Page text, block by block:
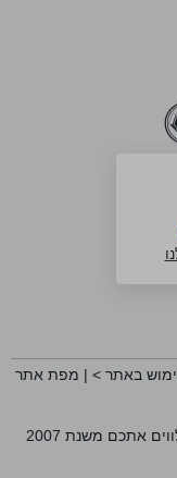
באתר > | מפת אתר
כל הזכויות שמורות © | חברת הקידום שלי מלווים אתכם משנת 2007